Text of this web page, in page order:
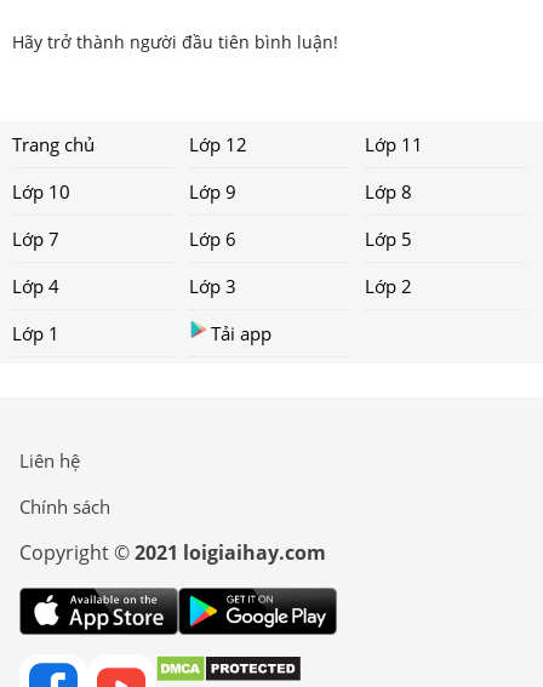
Hãy trở thành người đầu tiên bình luận!
Trang chủ Lớp 12
Lớp 11
Lớp 10
Lớp 9
Lớp 8
Lớp 7
Lớp 6
Lớp 5
Lớp 4
Lớp 3
Lớp 2
Lớp 1
Tải app
Liên hệ
Chính sách
Copyright ©2021 loigiaihay.com